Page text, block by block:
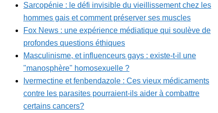
Sarcopénie : le défi invisible du vieillissement chez les
hommes gais et comment préserver ses muscles
Fox News : une expérience médiatique qui soulève de
profondes questions éthiques
Masculinisme, et influenceurs gays : existe-t-il une
"manosphère" homosexuelle ?
Ivermectine et fenbendazole : Ces vieux médicaments
contre les parasites pourraient-ils aider à combattre
certains cancers?